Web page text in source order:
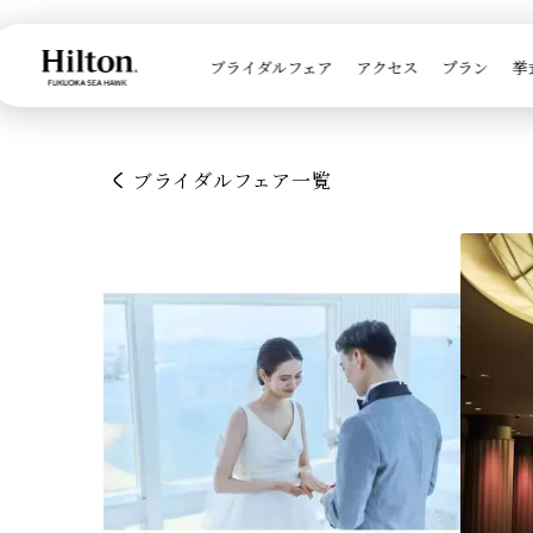
ブライダルフェア アクセス プラン 挙
 ブライダルフェア一覧